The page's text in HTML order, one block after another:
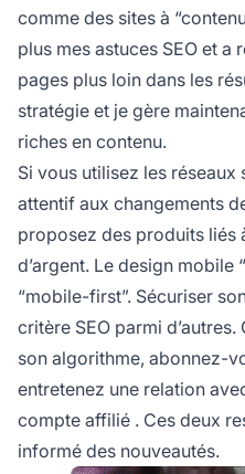
comme des sites à
plus mes astuces SEO et a
pages plus loin dans les
stratégie et je gère
riches en contenu.
Si vous utilisez les réseaux
attentif aux changements
proposez des produits liés
d’argent. Le design mobile
“mobile-first”. Sécuriser
critère SEO parmi
son algorithme, abonnez-
entretenez une relation
compte affilié . Ces deux
informé des nouveautés.